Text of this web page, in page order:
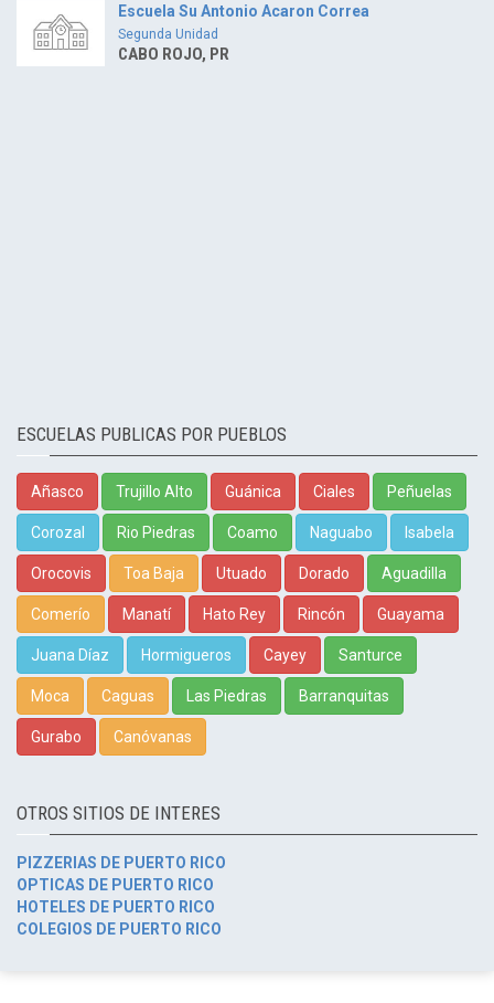
Escuela Su Antonio Acaron Correa
Segunda Unidad
CABO ROJO, PR
ESCUELAS PUBLICAS POR PUEBLOS
Añasco Trujillo Alto Guánica Ciales Peñuelas
Corozal Rio Piedras Coamo Naguabo Isabela
Orocovis Toa Baja Utuado Dorado Aguadilla
Comerío Manatí Hato Rey Rincón Guayama
Juana Díaz Hormigueros Cayey Santurce
Moca Caguas Las Piedras Barranquitas
Gurabo Canóvanas
OTROS SITIOS DE INTERES
PIZZERIAS DE PUERTO RICO
OPTICAS DE PUERTO RICO
HOTELES DE PUERTO RICO
COLEGIOS DE PUERTO RICO